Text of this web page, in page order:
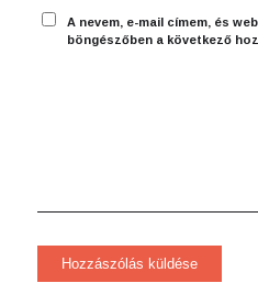
A nevem, e-mail címem, és
böngészőben a következő